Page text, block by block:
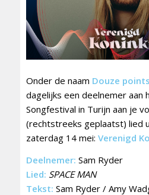
Onder de naam Douze
dagelijks een deelnemer aan
Songfestival in Turijn aan je
(rechtstreeks geplaatst) lied
zaterdag 14 mei: Verenigd
Deelnemer: Sam Ryder
Lied: SPACE MAN
Tekst: Sam Ryder / Amy